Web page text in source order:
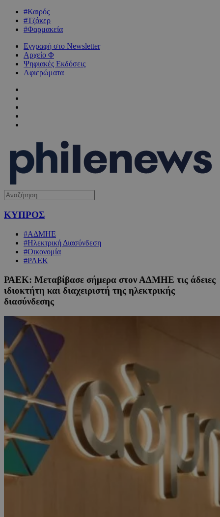
#Καιρός
#Τζόκερ
#Φαρμακεία
Εγγραφή στο Newsletter
Αρχείο Φ
Ψηφιακές Εκδόσεις
Αφιερώματα
ΚΥΠΡΟΣ
#ΑΔΜΗΕ
#Ηλεκτρική Διασύνδεση
#Οικονομία
#ΡΑΕΚ
ΡΑΕΚ: Μεταβίβασε σήμερα στον ΑΔΜΗΕ τις άδειες
ιδιοκτήτη και διαχειριστή της ηλεκτρικής
διασύνδεσης